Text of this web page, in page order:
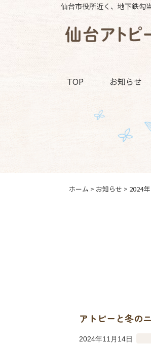
仙台市役所近く、地下鉄勾
TOP お知らせ
ホーム > お知らせ > 2024年
アトピーと冬の
2024年11月14日